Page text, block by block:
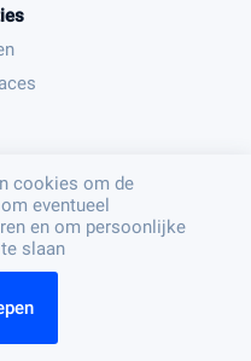
2023 - PFF003
cookies om de
eventueel
en om persoonlijke
slaan